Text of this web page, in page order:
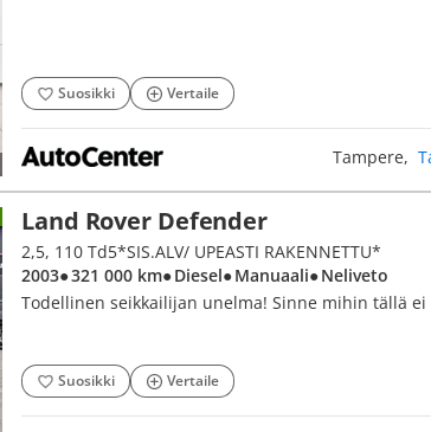
Suosikki Vertaile
Tampere,
Land Rover Defender
2,5, 110 Td5*SIS.ALV/ UPEASTI RAKENNETTU*
2003● 321 000 km● Diesel● Manuaali● Neliveto
Todellinen seikkailijan unelma! Sinne mihin tällä ei
Suosikki Vertaile